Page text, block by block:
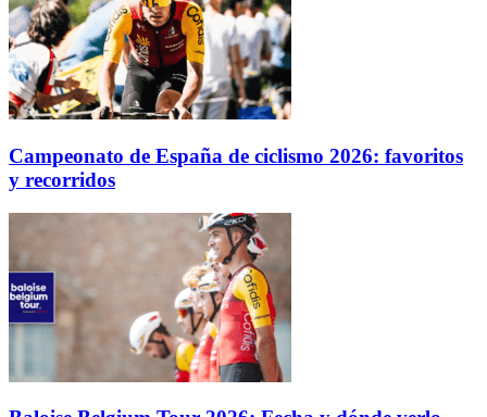
Campeonato de España de ciclismo 2026: favoritos
y recorridos